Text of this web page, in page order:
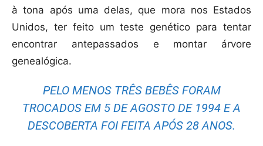
à tona após uma delas, que mora nos Estados
Unidos, ter feito um teste genético para tentar
encontrar antepassados e montar árvore
genealógica.
PELO MENOS TRÊS BEBÊS FORAM
TROCADOS EM 5 DE AGOSTO DE 1994 E A
DESCOBERTA FOI FEITA APÓS 28 ANOS.